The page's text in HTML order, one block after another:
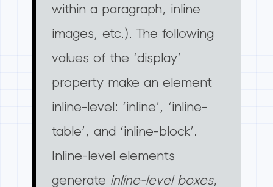
within a paragraph, inline
images, etc.). The following
values of the ‘display’
property make an element
inline-level: ‘inline’, ‘inline-
table’, and ‘inline-block’.
Inline-level elements
generate inline-level boxes,